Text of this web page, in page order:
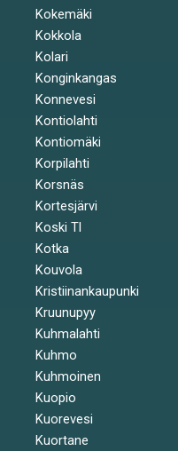
Kokemäki
Kokkola
Kolari
Konginkangas
Konnevesi
Kontiolahti
Kontiomäki
Korpilahti
Korsnäs
Kortesjärvi
Koski Tl
Kotka
Kouvola
Kristiinankaupunki
Kruunupyy
Kuhmalahti
Kuhmo
Kuhmoinen
Kuopio
Kuorevesi
Kuortane